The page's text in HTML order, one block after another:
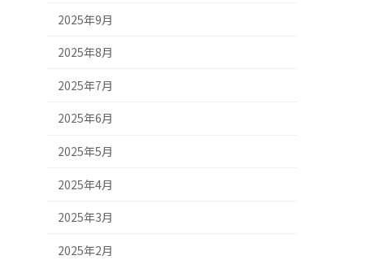
2025年9月
2025年8月
2025年7月
2025年6月
2025年5月
2025年4月
2025年3月
2025年2月